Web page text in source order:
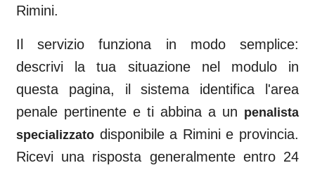
Rimini.
Il servizio funziona in modo semplice:
descrivi la tua situazione nel modulo in
questa pagina, il sistema identifica l'area
penale pertinente e ti abbina a un penalista
specializzato disponibile a Rimini e provincia.
Ricevi una risposta generalmente entro 24